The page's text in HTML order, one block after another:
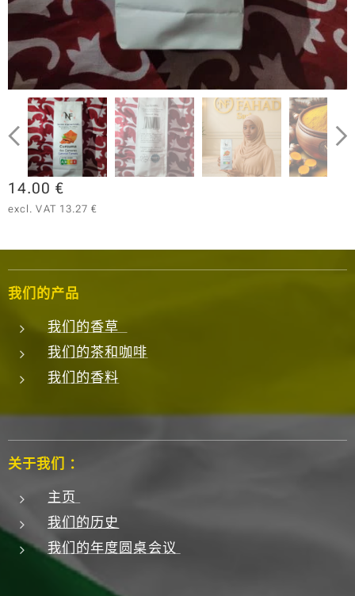
14.00 €
excl. VAT 13.27 €
我们的产品
我们的香草
我们的茶和咖啡
我们的香料
关于我们 ：
主页
我们的历史
我们的年度圆桌会议